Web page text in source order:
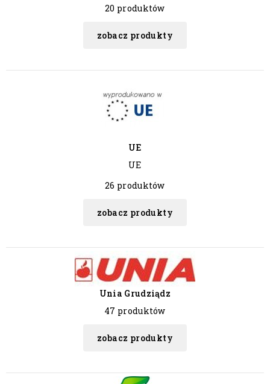
20 produktów
zobacz produkty
UE
UE
26 produktów
zobacz produkty
Unia Grudziądz
47 produktów
zobacz produkty